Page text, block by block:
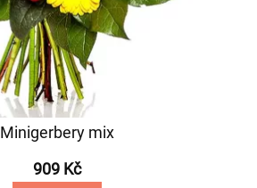
Minigerbery mix
909 Kč